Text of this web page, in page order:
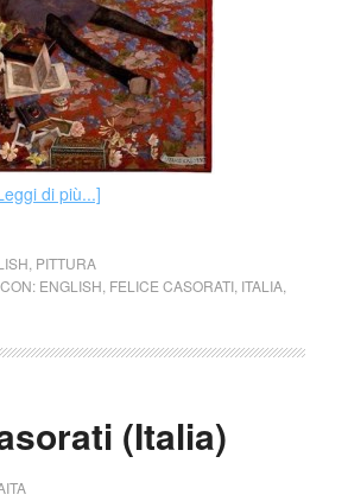
di più...]
PITTURA
ENGLISH FELICE CASORATI, ITALIA,
(Italia)